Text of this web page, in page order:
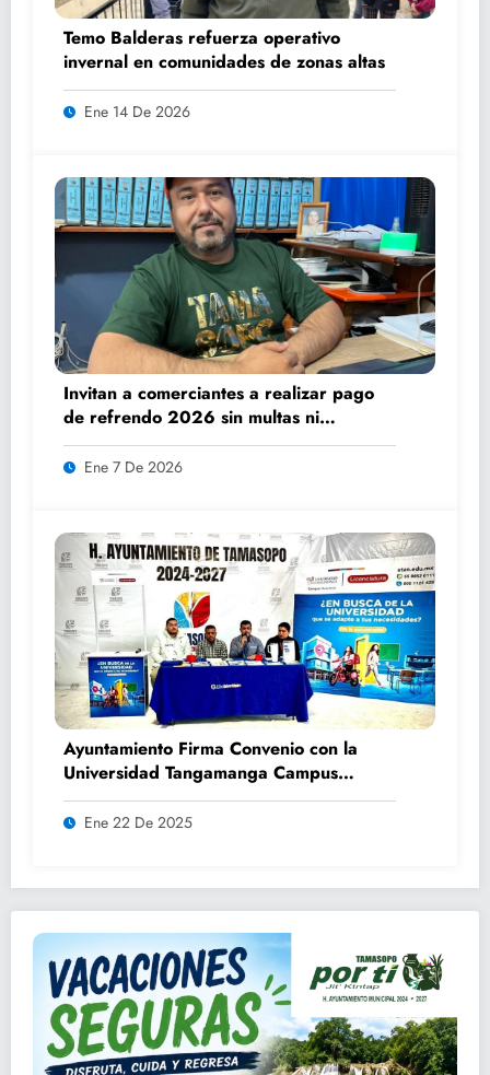
Temo Balderas refuerza operativo
invernal en comunidades de zonas altas
Ene 14 De 2026
Invitan a comerciantes a realizar pago
de refrendo 2026 sin multas ni
recargos
Ene 7 De 2026
Ayuntamiento Firma Convenio con la
Universidad Tangamanga Campus
Huasteca
Ene 22 De 2025